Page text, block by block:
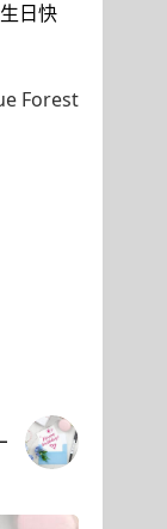
日快
Forest